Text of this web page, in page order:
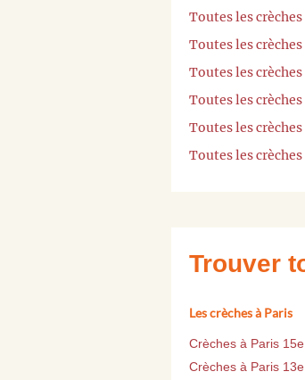
Toutes les
Toutes les
Toutes les
Toutes les
Toutes les
Toutes les
Trouver
Les crèches à Paris
Crèches à Paris
Crèches à Paris